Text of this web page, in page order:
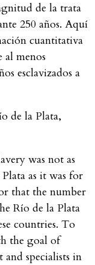
de la trata
250 años. Aquí
cuantitativa
al menos
esclavizados a
de la Plata,
was not as
as it was for
that the number
Río de la Plata
countries. To
the goal of
specialists in